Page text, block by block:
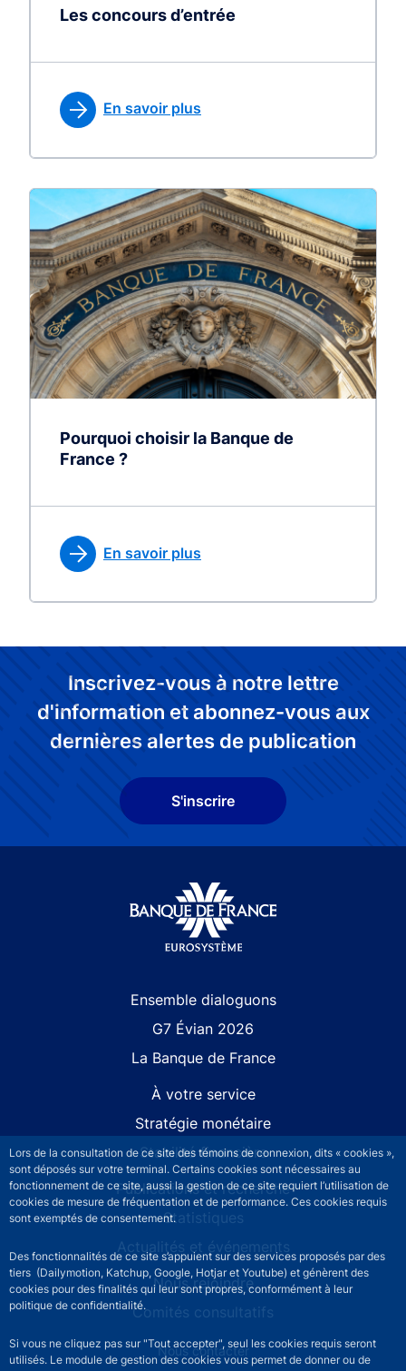
Lors de la consultation de ce site des témoins de connexion, dits « cookies »,
sont déposés sur votre terminal. Certains cookies sont nécessaires au
fonctionnement de ce site, aussi la gestion de ce site requiert l’utilisation de
cookies de mesure de fréquentation et de performance. Ces cookies requis
sont exemptés de consentement.
Des fonctionnalités de ce site s’appuient sur des services proposés par des
tiers (Dailymotion, Katchup, Google, Hotjar et Youtube) et génèrent des
cookies pour des finalités qui leur sont propres, conformément à leur
politique de confidentialité.
Si vous ne cliquez pas sur "Tout accepter", seul les cookies requis seront
utilisés. Le module de gestion des cookies vous permet de donner ou de
Les concours d’entrée
En savoir plus
Pourquoi choisir la Banque de
France ?
En savoir plus
Inscrivez-vous à notre lettre
d'information et abonnez-vous aux
dernières alertes de publication
S'inscrire
Ensemble dialoguons
G7 Évian 2026
La Banque de France
À votre service
Stratégie monétaire
Stabilité financière
Publications et recherche
Statistiques
Actualités et événements
Nous rejoindre
Comités consultatifs
Footer secondary menuNous contacter